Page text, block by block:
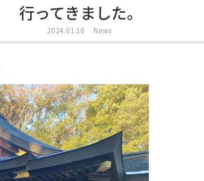
行ってきました。
2024.01.10 News